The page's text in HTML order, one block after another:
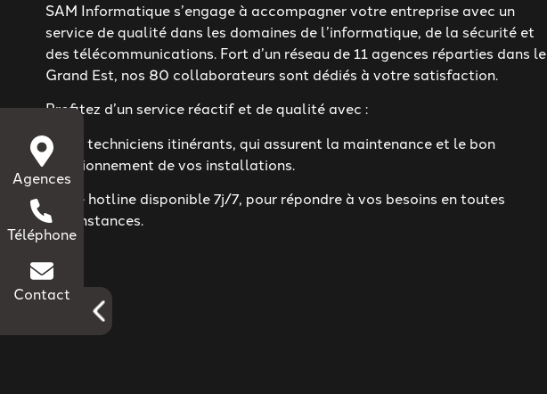
SAM Informatique s’engage à accompagner votre entreprise avec un
service de qualité dans les domaines de l’informatique, de la sécurité et
des télécommunications. Fort d’un réseau de 11 agences réparties dans le
Grand Est, nos 80 collaborateurs sont dédiés à votre satisfaction.
Profitez d’un service réactif et de qualité avec :
– Des techniciens itinérants, qui assurent la maintenance et le bon
fonctionnement de vos installations.
– Une hotline disponible 7j/7, pour répondre à vos besoins en toutes
circonstances.
Agences
Téléphone
Contact